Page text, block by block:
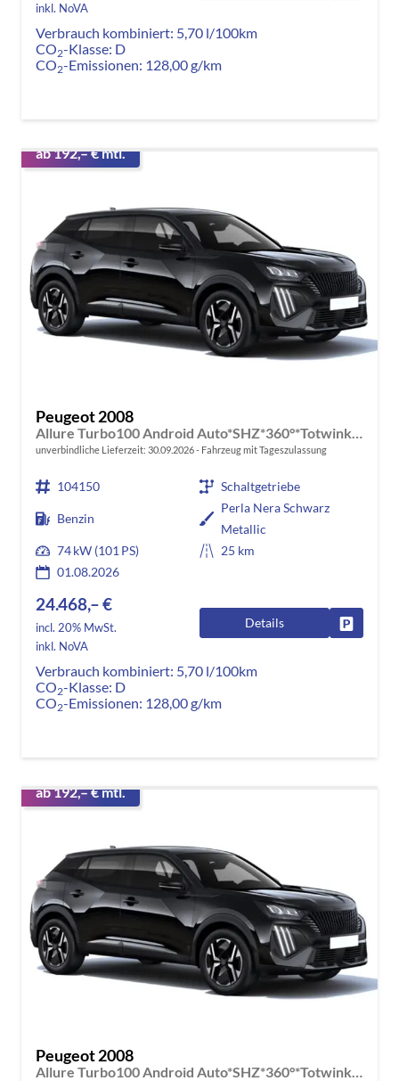
inkl. NoVA
Verbrauch kombiniert: 5,70 l/100km
CO2-Klasse: D
CO2-Emissionen: 128,00 g/km
ab 192,– € mtl.
Peugeot 2008
Allure Turbo100 Android Auto*SHZ*360°*Totwinkel*Klimaauto
unverbindliche Lieferzeit: 30.09.2026 Fahrzeug mit Tageszulassung
104150 Schaltgetriebe
Benzin
Perla Nera Schwarz
Metallic
74 kW (101 PS)
25 km
01.08.2026
24.468,– €
incl. 20% MwSt.
inkl. NoVA
Details
Verbrauch kombiniert: 5,70 l/100km
CO2-Klasse: D
CO2-Emissionen: 128,00 g/km
ab 192,– € mtl.
Peugeot 2008
Allure Turbo100 Android Auto*SHZ*360°*Totwinkel*Klimaauto